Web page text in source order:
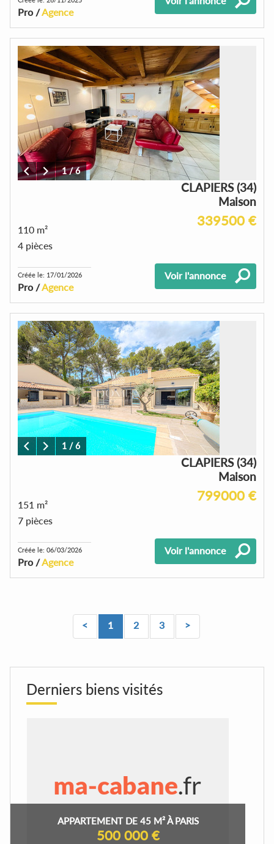
Pro /Agence
1/6
CLAPIERS (34)
Maison
339500 €
110 m²
4 pièces
Créée le: 17/01/2026
Pro /Agence
Voir l'annonce
1 /6
CLAPIERS (34)
Maison
799000 €
151 m²
7 pièces
Créée le: 06/03/2026
Pro /Agence
Voir l'annonce
< 1 2 3 >
Derniers biens visités
APPARTEMENT DE 45 M² À PARIS
500 000 €